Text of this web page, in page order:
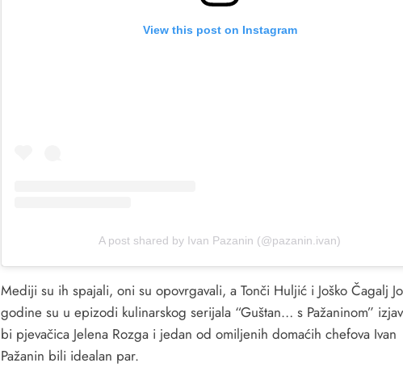
View this post on Instagram
A post shared by Ivan Pazanin (@pazanin.ivan)
Mediji su ih spajali, oni su opovrgavali, a Tonči Huljić i Joško Čagalj
godine su u epizodi kulinarskog serijala “Guštan… s Pažaninom”
bi pjevačica Jelena Rozga i jedan od omiljenih domaćih chefova Ivan
Pažanin bili idealan par.